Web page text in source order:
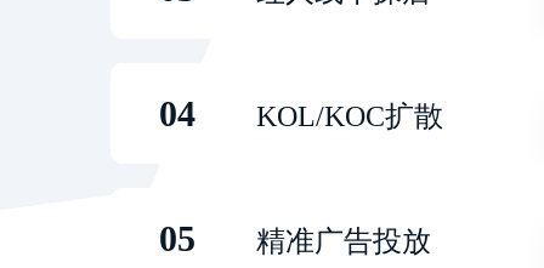
04 KOL/KOC扩散
05 精准广告投放